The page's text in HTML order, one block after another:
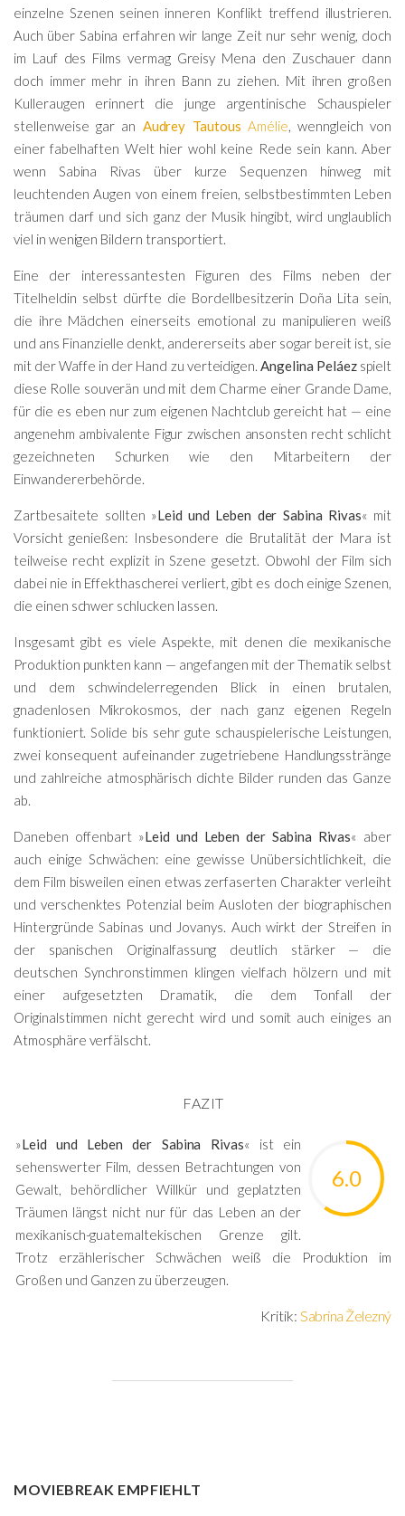
einzelne Szenen seinen inneren Konflikt treffend illustrieren.
Auch über Sabina erfahren wir lange Zeit nur sehr wenig, doch
im Lauf des Films vermag Greisy Mena den Zuschauer dann
doch immer mehr in ihren Bann zu ziehen. Mit ihren großen
Kulleraugen erinnert die junge argentinische Schauspieler
stellenweise gar an Audrey Tautous Amélie , wenngleich von
einer fabelhaften Welt hier wohl keine Rede sein kann. Aber
wenn Sabina Rivas über kurze Sequenzen hinweg mit
leuchtenden Augen von einem freien, selbstbestimmten Leben
träumen darf und sich ganz der Musik hingibt, wird unglaublich
viel in wenigen Bildern transportiert.
Eine der interessantesten Figuren des Films neben der
Titelheldin selbst dürfte die Bordellbesitzerin Doña Lita sein,
die ihre Mädchen einerseits emotional zu manipulieren weiß
und ans Finanzielle denkt, andererseits aber sogar bereit ist, sie
mit der Waffe in der Hand zu verteidigen. Angelina Peláez spielt
diese Rolle souverän und mit dem Charme einer Grande Dame,
für die es eben nur zum eigenen Nachtclub gereicht hat — eine
angenehm ambivalente Figur zwischen ansonsten recht schlicht
gezeichneten Schurken wie den Mitarbeitern der
Einwandererbehörde.
Zartbesaitete sollten »Leid und Leben der Sabina Rivas« mit
Vorsicht genießen: Insbesondere die Brutalität der Mara ist
teilweise recht explizit in Szene gesetzt. Obwohl der Film sich
dabei nie in Effekthascherei verliert, gibt es doch einige Szenen,
die einen schwer schlucken lassen.
Insgesamt gibt es viele Aspekte, mit denen die mexikanische
Produktion punkten kann — angefangen mit der Thematik selbst
und dem schwindelerregenden Blick in einen brutalen,
gnadenlosen Mikrokosmos, der nach ganz eigenen Regeln
funktioniert. Solide bis sehr gute schauspielerische Leistungen,
zwei konsequent aufeinander zugetriebene Handlungsstränge
und zahlreiche atmosphärisch dichte Bilder runden das Ganze
ab.
Daneben offenbart »Leid und Leben der Sabina Rivas« aber
auch einige Schwächen: eine gewisse Unübersichtlichkeit, die
dem Film bisweilen einen etwas zerfaserten Charakter verleiht
und verschenktes Potenzial beim Ausloten der biographischen
Hintergründe Sabinas und Jovanys. Auch wirkt der Streifen in
der spanischen Originalfassung deutlich stärker — die
deutschen Synchronstimmen klingen vielfach hölzern und mit
einer aufgesetzten Dramatik, die dem Tonfall der
Originalstimmen nicht gerecht wird und somit auch einiges an
Atmosphäre verfälscht.
FAZIT
6.0
»Leid und Leben der Sabina Rivas« ist ein
sehenswerter Film, dessen Betrachtungen von
Gewalt, behördlicher Willkür und geplatzten
Träumen längst nicht nur für das Leben an der
mexikanisch-guatemaltekischen Grenze gilt.
Trotz erzählerischer Schwächen weiß die Produktion im
Großen und Ganzen zu überzeugen.
Kritik:Sabrina Železný
MOVIEBREAK EMPFIEHLT